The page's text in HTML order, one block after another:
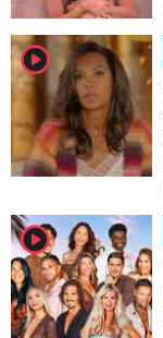
player2
player2